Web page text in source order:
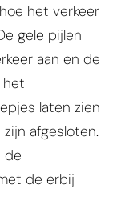
het verkeer
gele pijlen
aan en de
het
laten zien
afgesloten.
de
de erbij